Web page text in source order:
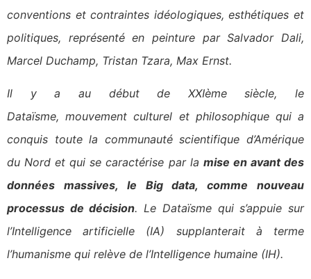
conventions et contraintes idéologiques, esthétiques et
politiques, représenté en peinture par Salvador Dali,
Marcel Duchamp, Tristan Tzara, Max Ernst.
Il y a au début de XXIème siècle, le
Dataïsme, mouvement culturel et philosophique qui a
conquis toute la communauté scientifique d’Amérique
du Nord et qui se caractérise par la mise en avant des
données massives, le Big data, comme nouveau
processus de décision. Le Dataïsme qui s’appuie sur
l’Intelligence artificielle (IA) supplanterait à terme
l’humanisme qui relève de l’Intelligence humaine (IH).